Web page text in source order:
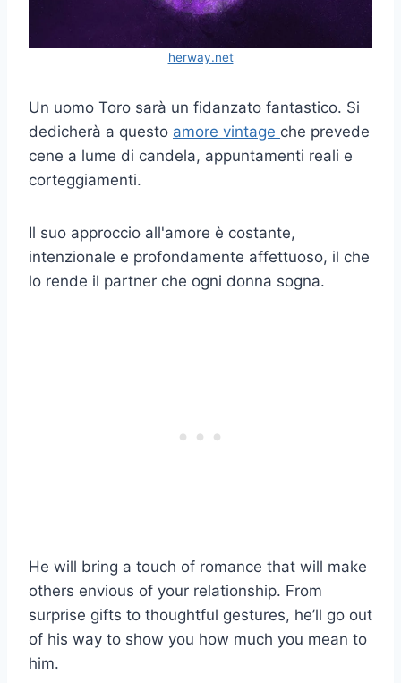
herway.net
Un uomo Toro sarà un fidanzato fantastico. Si
dedicherà a questo amore vintage che prevede
cene a lume di candela, appuntamenti reali e
corteggiamenti.
Il suo approccio all'amore è costante,
intenzionale e profondamente affettuoso, il che
lo rende il partner che ogni donna sogna.
He will bring a touch of romance that will make
others envious of your relationship. From
surprise gifts to thoughtful gestures, he’ll go out
of his way to show you how much you mean to
him.